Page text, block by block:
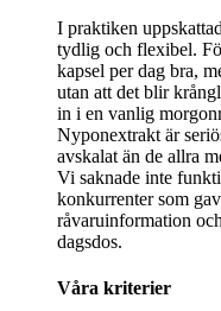
I praktiken
tydlig och flexibel.
kapsel per dag bra,
utan att det blir
in i en vanlig
Nyponextrakt är
avskalat än de allra
Vi saknade inte
konkurrenter som
råvaruinformation
dagsdos.
Våra kriterier